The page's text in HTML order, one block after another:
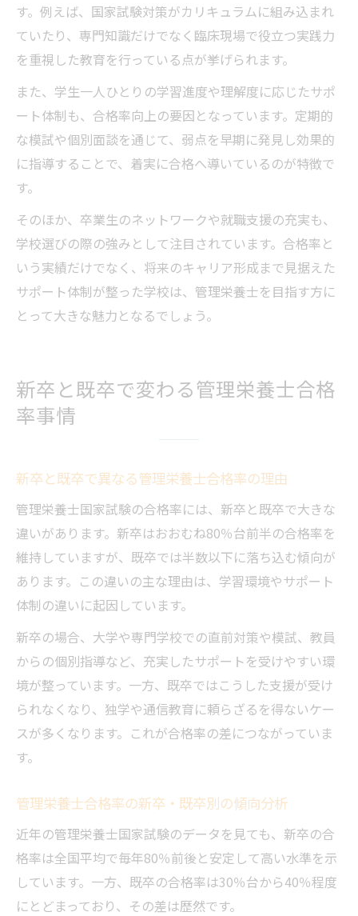
す。例えば、国家試験対策がカリキュラムに組み込まれ
ていたり、専門知識だけでなく臨床現場で役立つ実践力
を重視した教育を行っている点が挙げられます。
また、学生一人ひとりの学習進度や理解度に応じたサポ
ート体制も、合格率向上の要因となっています。定期的
な模試や個別面談を通じて、弱点を早期に発見し効果的
に指導することで、着実に合格へ導いているのが特徴で
す。
そのほか、卒業生のネットワークや就職支援の充実も、
学校選びの際の強みとして注目されています。合格率と
いう実績だけでなく、将来のキャリア形成まで見据えた
サポート体制が整った学校は、管理栄養士を目指す方に
とって大きな魅力となるでしょう。
新卒と既卒で変わる管理栄養士合格
率事情
新卒と既卒で異なる管理栄養士合格率の理由
管理栄養士国家試験の合格率には、新卒と既卒で大きな
違いがあります。新卒はおおむね80％台前半の合格率を
維持していますが、既卒では半数以下に落ち込む傾向が
あります。この違いの主な理由は、学習環境やサポート
体制の違いに起因しています。
新卒の場合、大学や専門学校での直前対策や模試、教員
からの個別指導など、充実したサポートを受けやすい環
境が整っています。一方、既卒ではこうした支援が受け
られなくなり、独学や通信教育に頼らざるを得ないケー
スが多くなります。これが合格率の差につながっていま
す。
管理栄養士合格率の新卒・既卒別の傾向分析
近年の管理栄養士国家試験のデータを見ても、新卒の合
格率は全国平均で毎年80％前後と安定して高い水準を示
しています。一方、既卒の合格率は30％台から40％程度
にとどまっており、その差は歴然です。